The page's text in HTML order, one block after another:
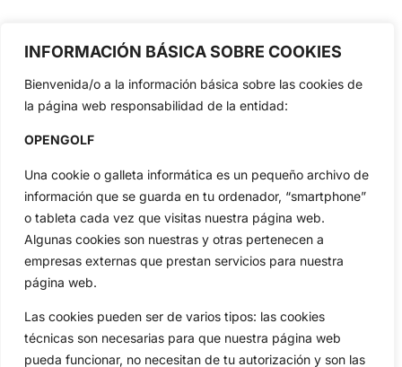
INFORMACIÓN BÁSICA SOBRE COOKIES
Bienvenida/o a la información básica sobre las cookies de
la página web responsabilidad de la entidad:
OPENGOLF
Una cookie o galleta informática es un pequeño archivo de
información que se guarda en tu ordenador, “smartphone”
o tableta cada vez que visitas nuestra página web.
Algunas cookies son nuestras y otras pertenecen a
empresas externas que prestan servicios para nuestra
página web.
Las cookies pueden ser de varios tipos: las cookies
técnicas son necesarias para que nuestra página web
pueda funcionar, no necesitan de tu autorización y son las